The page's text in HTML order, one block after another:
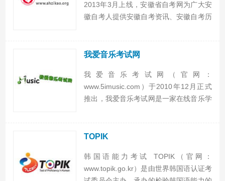
2013年3月上线，安徽省自考网为广大安
徽自考人提供安徽自考资讯、安徽自考历
报名、安徽自考通校和安徽自考书等相关
我爱音乐考试网
我爱音乐考试网（官网：
www.5imusic.com）于2010年12月正式
推出，我爱音乐考试网是一家在线音乐学
试，为音乐考级的孩子们，提供了寓教于
TOPIK
韩国语能力考试 TOPIK（官网：
www.topik.go.kr）是由世界韩国语认证考